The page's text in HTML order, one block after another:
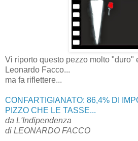
Vi riporto questo pezzo molto "duro"
Leonardo Facco...
ma fa riflettere...
CONFARTIGIANATO: 86,4% DI
PIZZO CHE LE TASSE...
da L'Indipendenza
di LEONARDO FACCO